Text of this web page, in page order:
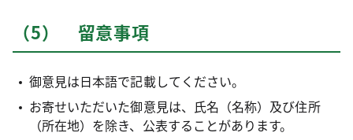
（5） 留意事項
御意見は日本語で記載してください。
お寄せいただいた御意見は、氏名（名称）及び住所
（所在地）を除き、公表することがあります。